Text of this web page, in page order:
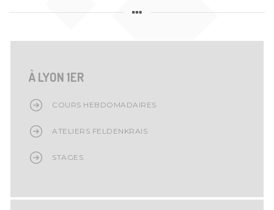
À LYON 1ER
COURS HEBDOMADAIRES
ATELIERS FELDENKRAIS
STAGES